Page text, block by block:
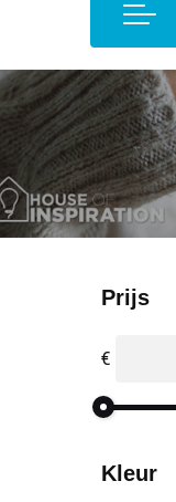
Prijs
€
Kleur